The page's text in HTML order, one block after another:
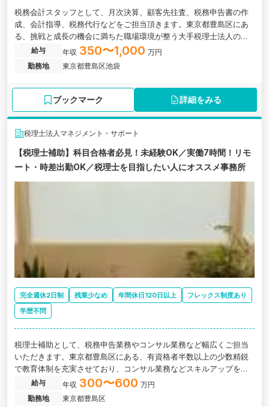
税務会計スタッフとして、月次決算、顧客先往査、税務申告書の作
成、会計指導、税務代行などをご担当頂きます。東京都豊島区にあ
る、挑戦と成長の機会に満ちた職場環境が整う大手税理士法人の求
人です。
給与 年収 350〜1,000 万円
勤務地
東京都豊島区池袋
ブックマーク 詳細をみる
税理士法人マネジメント・サポート
【税理士補助】科目合格者必見！未経験OK／実働7時間！リモ
ート・時差出勤OK／税理士を目指したい人にオススメ事務所
完全週休2日制 残業少なめ 年間休日120日以上
フレックス制度あり
学歴不問
税理士補助として、税務申告業務やコンサル業務など幅広くご担当
いただきます。東京都豊島区にある、有資格者半数以上の少数精鋭
で教育体制を充実させており、コンサル業務などスキルアップを目
指せる、福利厚生の充実した会計事務所の求人です。
給与 年収 300〜600 万円
勤務地
東京都豊島区